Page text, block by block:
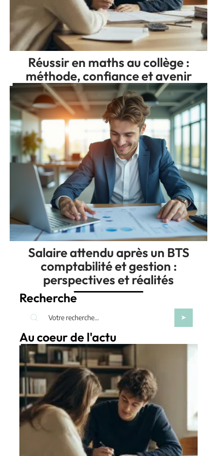
Réussir en maths au collège :
méthode, confiance et avenir
Salaire attendu après un BTS
comptabilité et gestion :
perspectives et réalités
Recherche
Au coeur de l'actu